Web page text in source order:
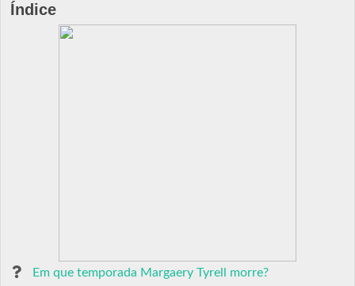
Índice
Em que temporada Margaery Tyrell morre?